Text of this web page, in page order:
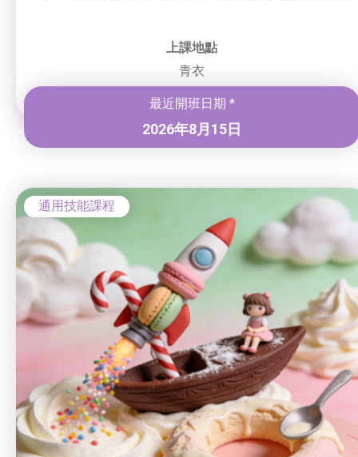
上課地點
青衣
最近開班日期 *
2026年8月15日
通用技能課程